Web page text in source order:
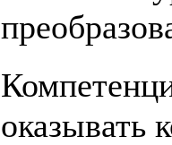
оказывать